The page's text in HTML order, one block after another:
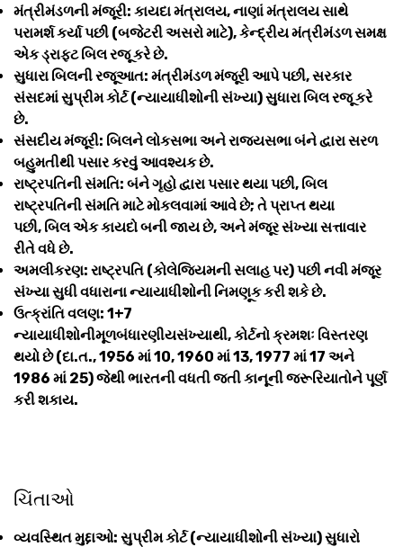
મંત્રીમંડળની મંજૂરી: કાયદા મંત્રાલય, નાણાં મંત્રાલય સાથે
પરામર્શ કર્યા પછી (બજેટરી અસરો માટે), કેન્દ્રીય મંત્રીમંડળ સમક્ષ
એક ડ્રાફ્ટ બિલ રજૂ કરે છે.
સુધારા બિલની રજૂઆત: મંત્રીમંડળ મંજૂરી આપે પછી, સરકાર
સંસદમાં સુપ્રીમ કોર્ટ (ન્યાયાધીશોની સંખ્યા) સુધારા બિલ રજૂ કરે
છે.
સંસદીય મંજૂરી: બિલને લોકસભા અને રાજ્યસભા બંને દ્વારા સરળ
બહુમતીથી પસાર કરવું આવશ્યક છે.
રાષ્ટ્રપતિની સંમતિ: બંને ગૃહો દ્વારા પસાર થયા પછી, બિલ
રાષ્ટ્રપતિની સંમતિ માટે મોકલવામાં આવે છે; તે પ્રાપ્ત થયા
પછી, બિલ એક કાયદો બની જાય છે, અને મંજૂર સંખ્યા સત્તાવાર
રીતે વધે છે.
અમલીકરણ: રાષ્ટ્રપતિ (કોલેજિયમની સલાહ પર) પછી નવી મંજૂર
સંખ્યા સુધી વધારાના ન્યાયાધીશોની નિમણૂક કરી શકે છે.
ઉત્ક્રાંતિ વલણ: 1+7 ​​
ન્યાયાધીશોનીમૂળબંધારણીયસંખ્યાથી, કોર્ટનો ક્રમશઃ વિસ્તરણ
થયો છે (દા.ત., 1956 માં 10, 1960 માં 13, 1977 માં 17 અને
1986 માં 25) જેથી ભારતની વધતી જતી કાનૂની જરૂરિયાતોને પૂર્ણ
કરી શકાય.
ચિંતાઓ
વ્યવસ્થિત મુદ્દાઓ: સુપ્રીમ કોર્ટ (ન્યાયાધીશોની સંખ્યા) સુધારો